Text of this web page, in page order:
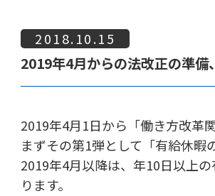
2018.10.15
2019年4月からの法改正の準備
2019年4月1日から「働き方改革
まずその第1弾として「有給休暇
2019年4月以降は、年10日以上
ります。